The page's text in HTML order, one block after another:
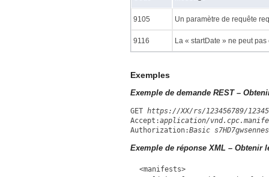
9105 Un paramètre de requête
9116 La « startDate » ne peut
Exemples
Exemple de demande REST –
GET https://XX/rs/123456789/
Accept:application/
Authorization:Basic
Exemple de réponse XML – Obtenir
<manifests>